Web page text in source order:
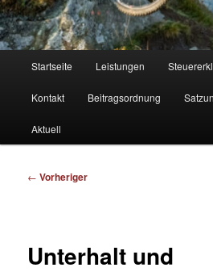
Startseite Leistungen
Kontakt Beitragsordnung
Aktuell
Beitragsnavigation
← Vorheriger
Unterhalt und